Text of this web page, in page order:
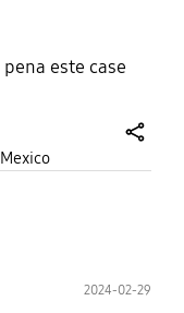
este case
2024-02-29